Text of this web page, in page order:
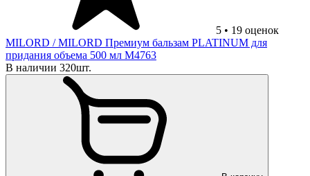
5 • 19 оценок
MILORD / MILORD Премиум бальзам PLATINUM для
придания объема 500 мл М4763
В наличии 320шт.